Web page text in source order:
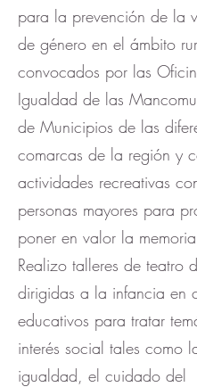
para la prevención de la
de género en el ámbito
convocados por las
Igualdad de las
de Municipios de las
comarcas de la región y
actividades recreativas
personas mayores para
poner en valor la
Realizo talleres de teatro
dirigidas a la infancia en
educativos para tratar
interés social tales como
igualdad, el cuidado del